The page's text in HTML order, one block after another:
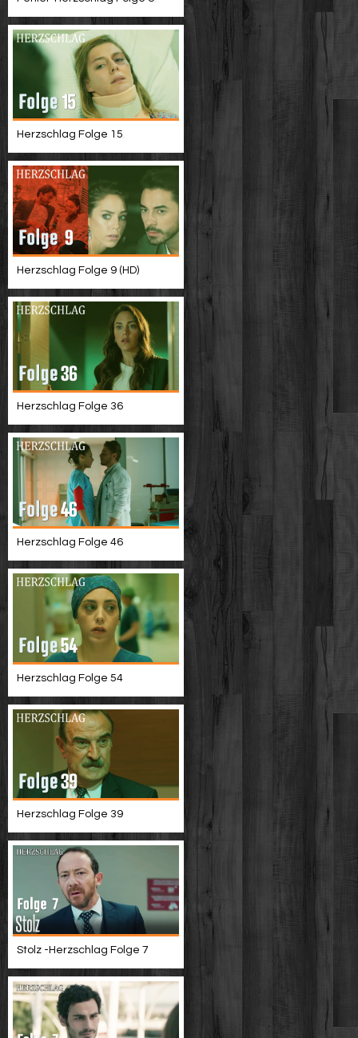
Herzschlag Folge 15
Herzschlag Folge 9 (HD)
Herzschlag Folge 36
Herzschlag Folge 46
Herzschlag Folge 54
Herzschlag Folge 39
Stolz -Herzschlag Folge 7